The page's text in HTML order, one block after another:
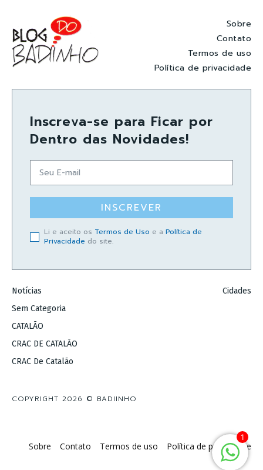
Sobre
Contato
Termos de uso
Política de privacidade
Inscreva-se para Ficar por
Dentro das Novidades!
INSCREVER
Li e aceito os Termos de Uso e a Política de
Privacidade do site.
Notícias
Sem Categoria
CATALÃO
CRAC DE CATALÃO
CRAC De Catalão
Cidades
COPYRIGHT 2026 © BADIINHO
Sobre Contato Termos de uso Política de privacidade
1